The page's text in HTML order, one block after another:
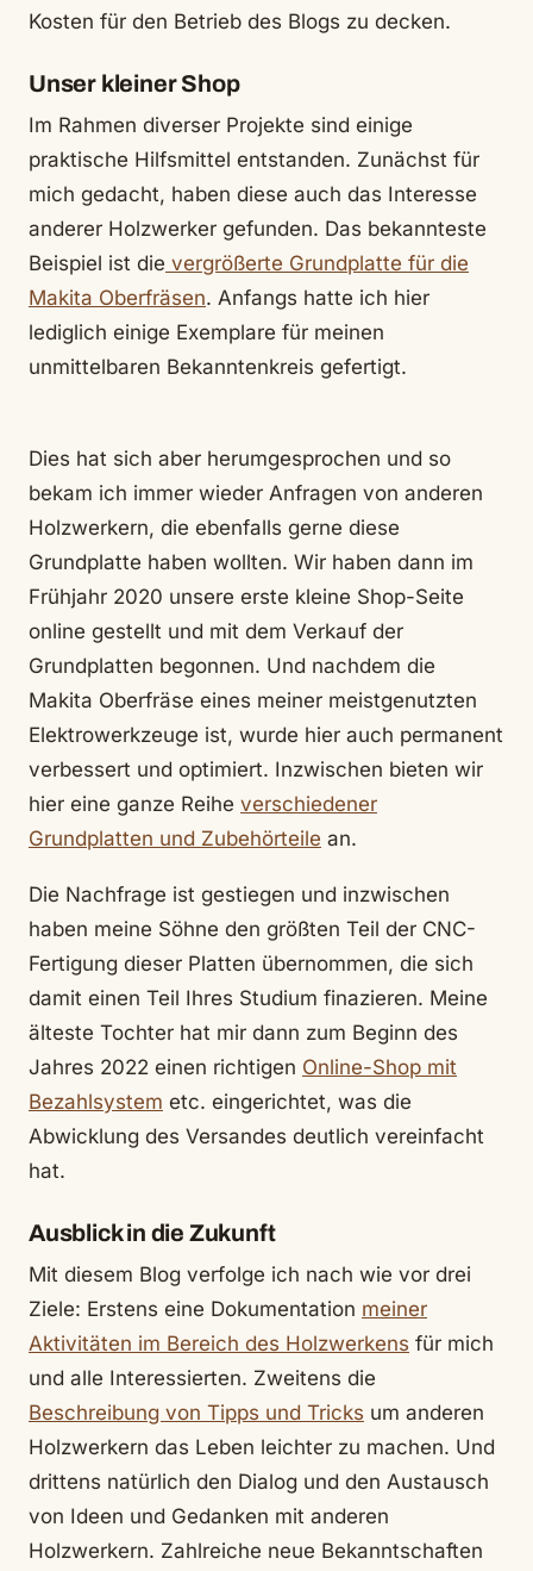
Kosten für den Betrieb des Blogs zu decken.
Unser kleiner Shop
Im Rahmen diverser Projekte sind einige
praktische Hilfsmittel entstanden. Zunächst für
mich gedacht, haben diese auch das Interesse
anderer Holzwerker gefunden. Das bekannteste
Beispiel ist die vergrößerte Grundplatte für die
Makita Oberfräsen. Anfangs hatte ich hier
lediglich einige Exemplare für meinen
unmittelbaren Bekanntenkreis gefertigt.
Dies hat sich aber herumgesprochen und so
bekam ich immer wieder Anfragen von anderen
Holzwerkern, die ebenfalls gerne diese
Grundplatte haben wollten. Wir haben dann im
Frühjahr 2020 unsere erste kleine Shop-Seite
online gestellt und mit dem Verkauf der
Grundplatten begonnen. Und nachdem die
Makita Oberfräse eines meiner meistgenutzten
Elektrowerkzeuge ist, wurde hier auch permanent
verbessert und optimiert. Inzwischen bieten wir
hier eine ganze Reihe verschiedener
Grundplatten und Zubehörteile an.
Die Nachfrage ist gestiegen und inzwischen
haben meine Söhne den größten Teil der CNC-
Fertigung dieser Platten übernommen, die sich
damit einen Teil Ihres Studium finazieren. Meine
älteste Tochter hat mir dann zum Beginn des
Jahres 2022 einen richtigen Online-Shop mit
Bezahlsystem etc. eingerichtet, was die
Abwicklung des Versandes deutlich vereinfacht
hat.
Ausblick in die Zukunft
Mit diesem Blog verfolge ich nach wie vor drei
Ziele: Erstens eine Dokumentation meiner
Aktivitäten im Bereich des Holzwerkens für mich
und alle Interessierten. Zweitens die
Beschreibung von Tipps und Tricks um anderen
Holzwerkern das Leben leichter zu machen. Und
drittens natürlich den Dialog und den Austausch
von Ideen und Gedanken mit anderen
Holzwerkern. Zahlreiche neue Bekanntschaften